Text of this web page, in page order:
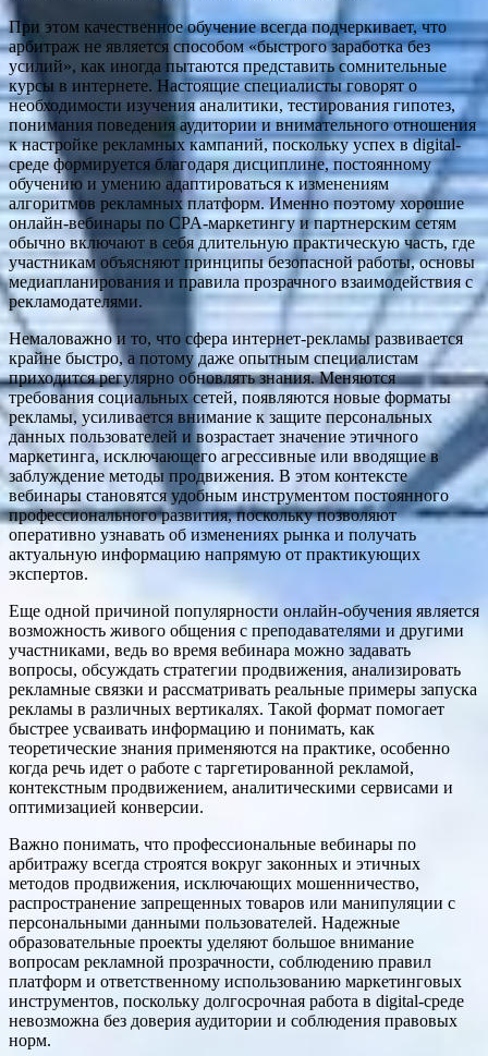
При этом качественное обучение всегда подчеркивает, что
арбитраж не является способом «быстрого заработка без
усилий», как иногда пытаются представить сомнительные
курсы в интернете. Настоящие специалисты говорят о
необходимости изучения аналитики, тестирования гипотез,
понимания поведения аудитории и внимательного отношения
к настройке рекламных кампаний, поскольку успех в digital-
среде формируется благодаря дисциплине, постоянному
обучению и умению адаптироваться к изменениям
алгоритмов рекламных платформ. Именно поэтому хорошие
онлайн-вебинары по CPA-маркетингу и партнерским сетям
обычно включают в себя длительную практическую часть, где
участникам объясняют принципы безопасной работы, основы
медиапланирования и правила прозрачного взаимодействия с
рекламодателями.
Немаловажно и то, что сфера интернет-рекламы развивается
крайне быстро, а потому даже опытным специалистам
приходится регулярно обновлять знания. Меняются
требования социальных сетей, появляются новые форматы
рекламы, усиливается внимание к защите персональных
данных пользователей и возрастает значение этичного
маркетинга, исключающего агрессивные или вводящие в
заблуждение методы продвижения. В этом контексте
вебинары становятся удобным инструментом постоянного
профессионального развития, поскольку позволяют
оперативно узнавать об изменениях рынка и получать
актуальную информацию напрямую от практикующих
экспертов.
Еще одной причиной популярности онлайн-обучения является
возможность живого общения с преподавателями и другими
участниками, ведь во время вебинара можно задавать
вопросы, обсуждать стратегии продвижения, анализировать
рекламные связки и рассматривать реальные примеры запуска
рекламы в различных вертикалях. Такой формат помогает
быстрее усваивать информацию и понимать, как
теоретические знания применяются на практике, особенно
когда речь идет о работе с таргетированной рекламой,
контекстным продвижением, аналитическими сервисами и
оптимизацией конверсии.
Важно понимать, что профессиональные вебинары по
арбитражу всегда строятся вокруг законных и этичных
методов продвижения, исключающих мошенничество,
распространение запрещенных товаров или манипуляции с
персональными данными пользователей. Надежные
образовательные проекты уделяют большое внимание
вопросам рекламной прозрачности, соблюдению правил
платформ и ответственному использованию маркетинговых
инструментов, поскольку долгосрочная работа в digital-среде
невозможна без доверия аудитории и соблюдения правовых
норм.